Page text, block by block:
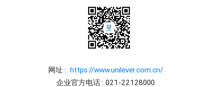
网址 : https://www.unilever.com.cn/
企业官方电话 : 021-22128000